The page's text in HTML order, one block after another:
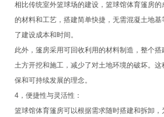
相比传统室外篮球场的建设，篮球馆体育篷房
的材料和工艺，搭建简单快捷，无需混凝土地
了建设成本和时间。
此外，篷房采用可回收利用的材料制造，整个
土方开挖和施工，减少了对土地环境的破坏。
保和可持续发展的理念。
4，便捷性与灵活性：
篮球馆体育篷房可以根据需求随时搭建和拆卸